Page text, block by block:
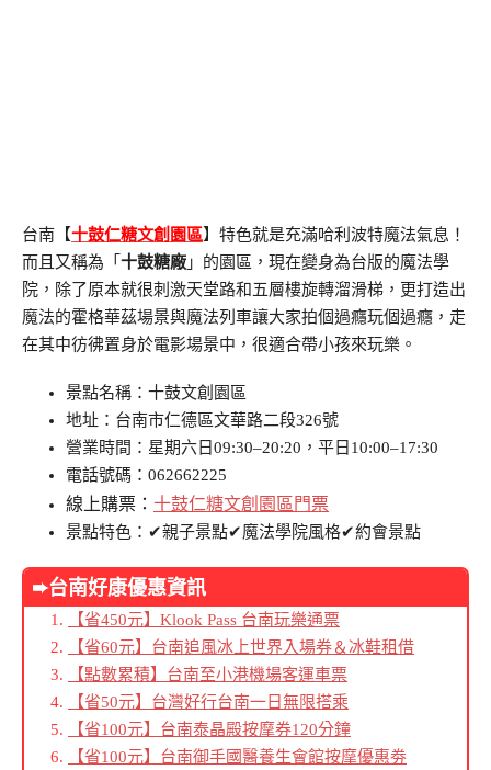
台南【十鼓仁糖文創園區】特色就是充滿哈利波特魔法氣息！
而且又稱為「 十鼓糖廠 」的園區，現在變身為台版的魔法學
院，除了原本就很刺激天堂路和五層樓旋轉溜滑梯，更打造出
魔法的霍格華茲場景與魔法列車讓大家拍個過癮玩個過癮，走
在其中彷彿置身於電影場景中，很適合帶小孩來玩樂。
景點名稱：十鼓文創園區
地址：台南市仁德區文華路二段326號
營業時間：星期六日09:30–20:20，平日10:00–17:30
電話號碼：062662225
線上購票： 十鼓仁糖文創園區門票
景點特色：✔親子景點✔魔法學院風格✔約會景點
➨台南好康優惠資訊
【省450元】Klook Pass 台南玩樂通票
【省60元】台南追風冰上世界入場券＆冰鞋租借
【點數累積】台南至小港機場客運車票
【省50元】台灣好行台南一日無限搭乘
【省100元】台南泰晶殿按摩券120分鐘
【省100元】台南御手國醫養生會館按摩優惠劵